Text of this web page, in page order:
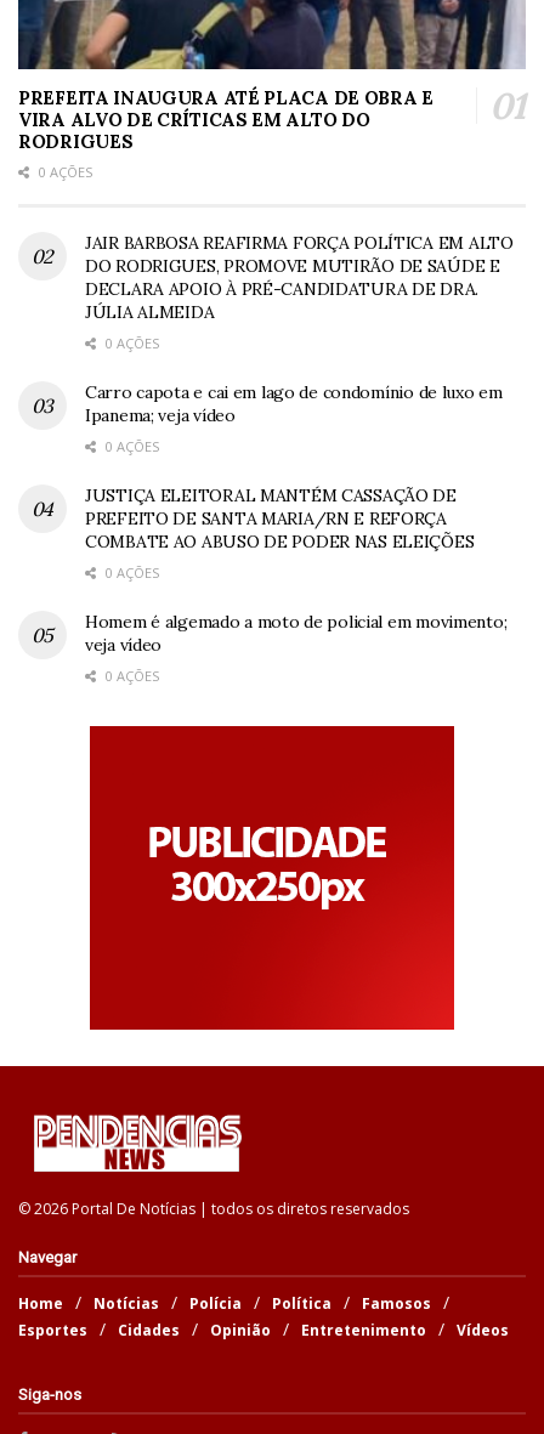
PREFEITA INAUGURA ATÉ PLACA DE OBRA E
VIRA ALVO DE CRÍTICAS EM ALTO DO
RODRIGUES
0 AÇÕES
JAIR BARBOSA REAFIRMA FORÇA POLÍTICA EM ALTO
DO RODRIGUES, PROMOVE MUTIRÃO DE SAÚDE E
DECLARA APOIO À PRÉ-CANDIDATURA DE DRA.
JÚLIA ALMEIDA
0 AÇÕES
Carro capota e cai em lago de condomínio de luxo em
Ipanema; veja vídeo
0 AÇÕES
JUSTIÇA ELEITORAL MANTÉM CASSAÇÃO DE
PREFEITO DE SANTA MARIA/RN E REFORÇA
COMBATE AO ABUSO DE PODER NAS ELEIÇÕES
0 AÇÕES
Homem é algemado a moto de policial em movimento;
veja vídeo
0 AÇÕES
© 2026 Portal De Notícias | todos os diretos reservados
Navegar
Home Notícias Polícia Política
Famosos
Esportes
Cidades Opinião Entretenimento Vídeos
Siga-nos